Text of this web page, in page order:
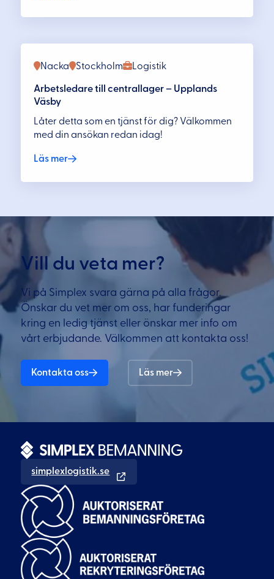
Logistik
Nacka Stockholm
Arbetsledare till centrallager – Upplands
Väsby
Låter detta som en tjänst för dig? Välkommen
med din ansökan redan idag!
Läs mer
Vill du veta mer?
Vi på Simplex svara gärna på alla frågor.
Önskar du vet mer om oss, har funderingar
kring en ledig tjänst eller önskar mer info om
vårt erbjudande. Välkommen att kontakta oss!
Kontakta oss Läs mer
simplexlogistik.se